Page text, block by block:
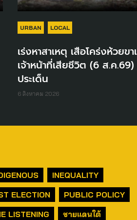
URBAN LOCAL
เร่งหาสาเหตุ เสือโคร่งห้วยข
เจ้าหน้าที่เสียชีวิต (6 ส.ค
ประเด็น
6 สิงหาคม 2026
INEQUALITY
ELECTION
PUBLIC POLICY
LISTENING
ชายแดนใต้